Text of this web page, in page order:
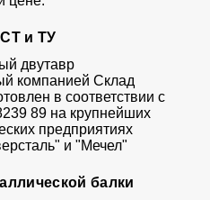
и ТУ
двутавр
компанией Склад
в соответствии с
89 на крупнейших
предприятиях
и "Мечел"
балки